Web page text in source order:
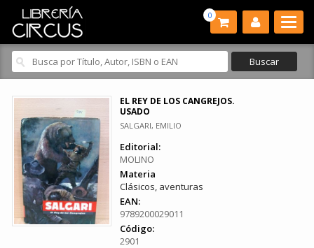
0
EL REY DE LOS CANGREJOS.
USADO
SALGARI, EMILIO
Editorial:
MOLINO
Materia
Clásicos, aventuras
EAN:
9789200029011
Código:
2901